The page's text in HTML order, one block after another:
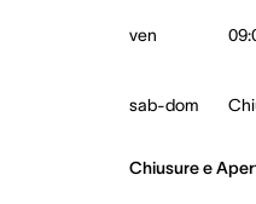
ven
sab-dom
Chiusure e